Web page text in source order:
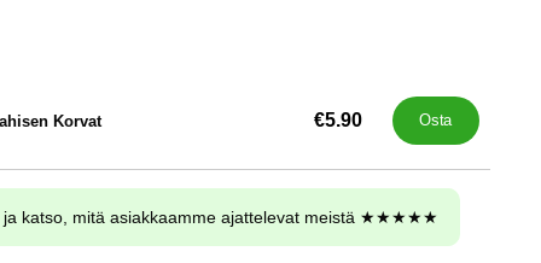
Korvat €5.90 Osta
ja katso, mitä asiakkaamme ajattelevat meistä ★★★★★